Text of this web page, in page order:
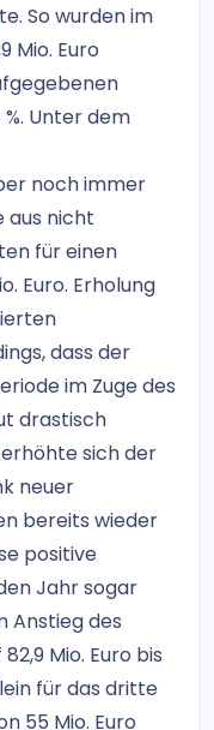
So wurden im
Mio. Euro
Unter dem
noch immer
aus nicht
für einen
Euro. Erholung
dass der
im Zuge des
drastisch
sich der
neuer
bereits wieder
positive
Jahr sogar
Anstieg des
Mio. Euro bis
für das dritte
55 Mio. Euro